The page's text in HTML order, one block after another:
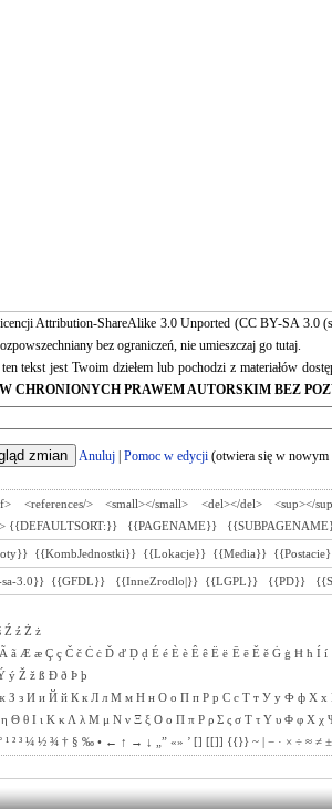
Attribution-ShareAlike 3.0 Unported (CC BY-SA 3.0
bez ograniczeń, nie umieszczaj go tutaj.
tekst jest Twoim dziełem lub pochodzi z materiałów
CHRONIONYCH PRAWEM AUTORSKIM BEZ
Anuluj Pomoc w edycji (otwiera się w nowym
<references/> <small></small> <del></del> <sup></
{{DEFAULTSORT:}} {{PAGENAME}}
{{KombJednostki}} {{Lokacje}} {{Media}}
3.0}} {{GFDL}} {{InneZrodlo|}} {{LGPL}} {{PD}}
Ź ź Ż ż
ã Æ æ Ç ç Č č Ċ ċ Ď ď Ḍ ḍ É é È è Ê ê Ë ë Ē ē Ě ě Ġ ġ Ħ ħ Í í
ý Ž ž ß Ð ð Þ þ
З з И и Й й К к Л л М м Н н О о П п Р р С с Т т У у Ф ф Х х
η Θ θ Ι ι Κ κΛ λ Μ μ Ν ν Ξ ξ Ο ο Π π Ρ ρ Σ ς σ Τ τ Υ υ Φ φ Χ χ
¹ ² ³ ¼ ½ ¾ † § ‰ • ← ↑ → ↓ „” «» ’ [] [[]] {{}} ~ − · × ÷ ≈ ≠ ±